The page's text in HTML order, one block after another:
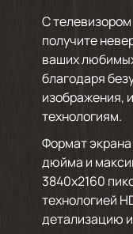
С телевизором
получите
ваших
благодаря
изображения,
технологиям.
Формат
дюйма и
3840х2160
технологией
детализацию